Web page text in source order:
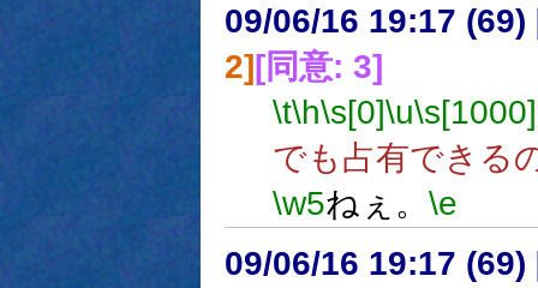
09/06/16 19:17 (69)
2][同意: 3]
\t\h\s[0]\u\s[1000]
でも占有できる
\w5ねぇ。 \e
09/06/16 19:17 (69)